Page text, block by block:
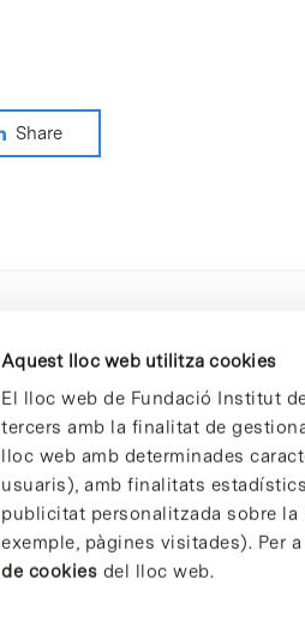
Aquest lloc web utilitza cookies
El lloc web de Fundació Institut
tercers amb la finalitat de
lloc web amb determinades
usuaris), amb finalitats
publicitat personalitzada sobre
exemple, pàgines visitades). Per
de cookies del lloc web.
Share